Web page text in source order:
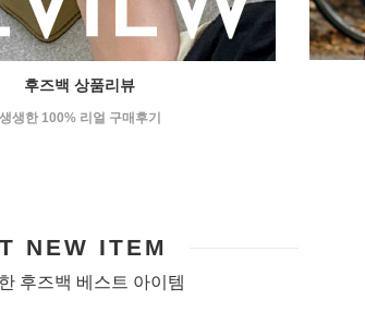
후즈백 상품리뷰
생생한 100% 리얼 구매후기
NEW ITEM
후즈백 베스트 아이템